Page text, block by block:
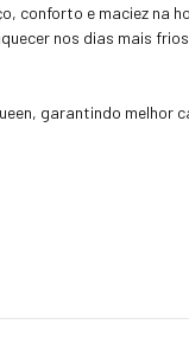
conforto e maciez
nos dias mais
garantindo